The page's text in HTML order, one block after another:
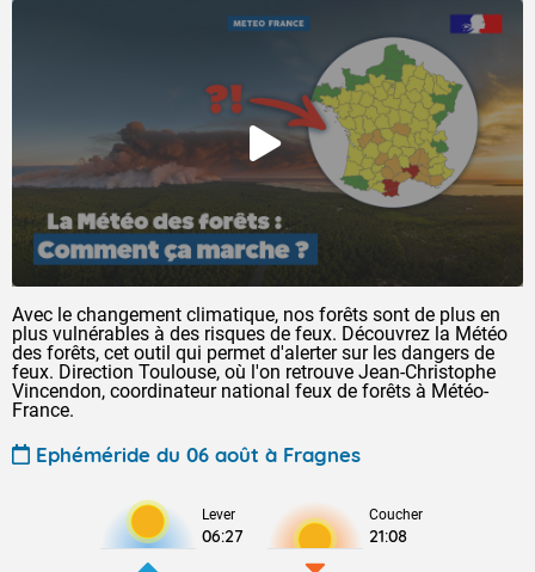
Avec le changement climatique, nos forêts sont de plus en
plus vulnérables à des risques de feux. Découvrez la Météo
des forêts, cet outil qui permet d'alerter sur les dangers de
feux. Direction Toulouse, où l'on retrouve Jean-Christophe
Vincendon, coordinateur national feux de forêts à Météo-
France.
Ephéméride du 06 août à Fragnes
Lever
06:27
Coucher
21:08